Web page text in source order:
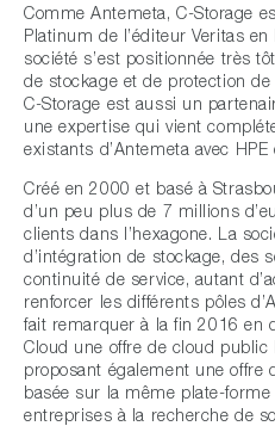
Comme Antemeta, C-Storage
Platinum de l’éditeur Veritas
société s’est positionnée très
de stockage et de protection
C-Storage est aussi un
une expertise qui vient
existants d’Antemeta avec HPE
Créé en 2000 et basé à
d’un peu plus de 7 millions
clients dans l’hexagone. La
d’intégration de stockage, des
continuité de service, autant
renforcer les différents pôles
fait remarquer à la fin 2016 en
Cloud une offre de cloud public
proposant également une offre
basée sur la même plate-
entreprises à la recherche de